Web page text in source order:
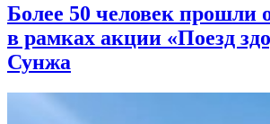
Более 50 человек прошли
в рамках акции «Поезд
Сунжа